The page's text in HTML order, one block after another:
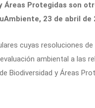
Áreas Protegidas son
23 de abril de
cuyas resoluciones
ambiental a las
Biodiversidad y Áreas